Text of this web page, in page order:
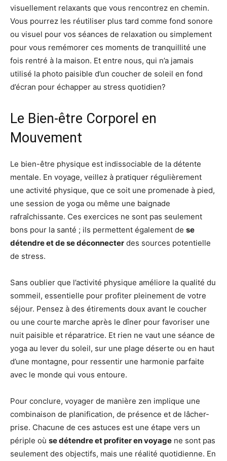
visuellement relaxants que vous rencontrez en chemin.
Vous pourrez les réutiliser plus tard comme fond sonore
ou visuel pour vos séances de relaxation ou simplement
pour vous remémorer ces moments de tranquillité une
fois rentré à la maison. Et entre nous, qui n’a jamais
utilisé la photo paisible d’un coucher de soleil en fond
d’écran pour échapper au stress quotidien?
Le Bien-être Corporel en
Mouvement
Le bien-être physique est indissociable de la détente
mentale. En voyage, veillez à pratiquer régulièrement
une activité physique, que ce soit une promenade à pied,
une session de yoga ou même une baignade
rafraîchissante. Ces exercices ne sont pas seulement
bons pour la santé ; ils permettent également de se
détendre et de se déconnecter des sources potentielle
de stress.
Sans oublier que l’activité physique améliore la qualité du
sommeil, essentielle pour profiter pleinement de votre
séjour. Pensez à des étirements doux avant le coucher
ou une courte marche après le dîner pour favoriser une
nuit paisible et réparatrice. Et rien ne vaut une séance de
yoga au lever du soleil, sur une plage déserte ou en haut
d’une montagne, pour ressentir une harmonie parfaite
avec le monde qui vous entoure.
Pour conclure, voyager de manière zen implique une
combinaison de planification, de présence et de lâcher-
prise. Chacune de ces astuces est une étape vers un
périple où se détendre et profiter en voyage ne sont pas
seulement des objectifs, mais une réalité quotidienne. En